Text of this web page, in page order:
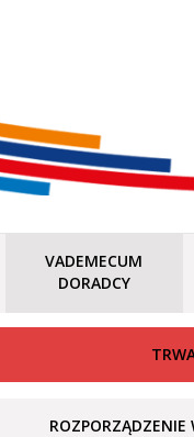
VADEMECUM
DORADCY
ROZPORZĄDZENIE